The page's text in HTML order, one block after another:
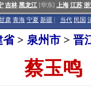
吉林 黑龙江 [华东] 上海 江苏
肃 青海 宁夏 新疆 当代 民国
省> 泉州市 > 晋
蔡玉鸣